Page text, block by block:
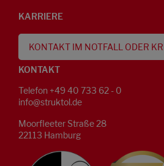
KARRIERE
KONTAKT IM NOTFALL ODER
KONTAKT
Telefon +49 40 733 62 - 0
info@struktol.de
Moorfleeter Straße 28
22113 Hamburg